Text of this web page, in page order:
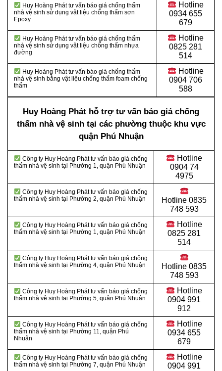
Huy Hoàng Phát tư vấn báo giá chống thấm
nhà vệ sinh sử dụng vật liệu chống thấm sơn
Epoxy
Hotline
0934 655
679
Huy Hoàng Phát tư vấn báo giá chống thấm
nhà vệ sinh sử dụng vật liệu chống thấm nhựa
đường
Hotline
0825 281
514
Huy Hoàng Phát tư vấn báo giá chống thấm
nhà vệ sinh bằng vật liệu chống thấm foam chống
thấm
Hotline
0904 706
588
Huy Hoàng Phát hỗ trợ tư vấn báo giá chống
thấm nhà vệ sinh tại các phường thuộc khu vực
quận Phú Nhuận
Công ty Huy Hoàng Phát tư vấn báo giá chống
thấm nhà vệ sinh tại Phường 1, quận Phú Nhuận
Hotline
0904 74
4975
Công ty Huy Hoàng Phát tư vấn báo giá chống
thấm nhà vệ sinh tại Phường 2, quận Phú Nhuận
Hotline 0835
748 593
Công ty Huy Hoàng Phát tư vấn báo giá chống
thấm nhà vệ sinh tại Phường 1, quận Phú Nhuận
Hotline
0825 281
514
Công ty Huy Hoàng Phát tư vấn báo giá chống
thấm nhà vệ sinh tại Phường 4, quận Phú Nhuận
Hotline 0835
748 593
Công ty Huy Hoàng Phát tư vấn báo giá chống
thấm nhà vệ sinh tại Phường 5, quận Phú Nhuận
Hotline
0904 991
912
Công ty Huy Hoàng Phát tư vấn báo giá chống
thấm nhà vệ sinh tại Phường 11, quận Phú
Nhuận
Hotline
0934 655
679
Công ty Huy Hoàng Phát tư vấn báo giá chống
thấm nhà vệ sinh tại Phường 7, quận Phú Nhuận
Hotline
0904 991